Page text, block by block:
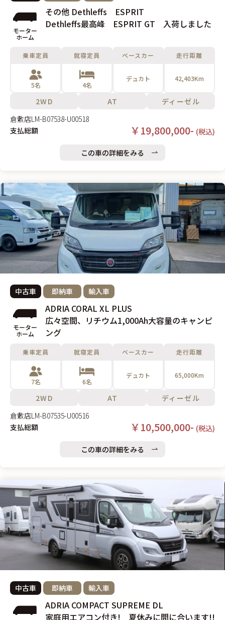
モーター
ホーム
その他 Dethleffs ESPRIT
Dethleffs最高峰 ESPRIT GT 入荷しました
乗車定員
5名
就寝定員
4名
ベースカー
デュカト
走行距離
42,403Km
2WD AT
ディーゼル
倉敷店LM-B07538-U00518
支払総額
￥19,800,000- (税込)
この車の詳細をみる
中古車 即納車 輸入車
モーター
ホーム
ADRIA CORAL XL PLUS
広々空間、リチウム1,000Ah大容量のキャンピ
ング
乗車定員
7名
就寝定員
6名
ベースカー
デュカト
走行距離
65,000Km
2WD AT
ディーゼル
倉敷店LM-B07535-U00516
支払総額
￥10,500,000- (税込)
この車の詳細をみる
中古車 即納車 輸入車
ADRIA COMPACT SUPREME DL
家庭用エアコン付き! 夏休みに間に合います!!